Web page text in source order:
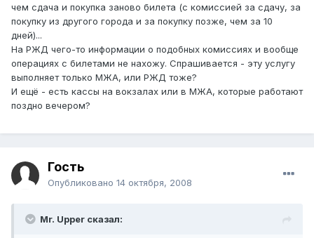
чем сдача и покупка заново билета (с комиссией за сдачу, за
покупку из другого города и за покупку позже, чем за 10
дней)...
На РЖД чего-то информации о подобных комиссиях и вообще
операциях с билетами не нахожу. Спрашивается - эту услугу
выполняет только МЖА, или РЖД тоже?
И ещё - есть кассы на вокзалах или в МЖА, которые работают
поздно вечером?
Гость
Опубликовано 14 октября, 2008
Mr. Upper сказал: